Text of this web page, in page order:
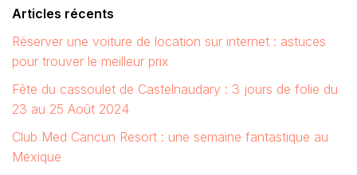
Articles récents
Réserver une voiture de location sur internet : astuces
pour trouver le meilleur prix
Fête du cassoulet de Castelnaudary : 3 jours de folie du
23 au 25 Août 2024
Club Med Cancun Resort : une semaine fantastique au
Mexique